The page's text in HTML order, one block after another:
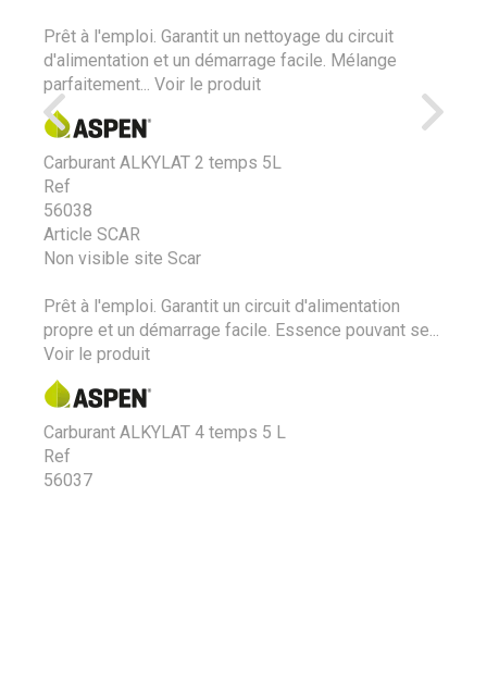
Prêt à l'emploi. Garantit un nettoyage du circuit
d'alimentation et un démarrage facile. Mélange
parfaitement...
Voir le produit
Carburant ALKYLAT 2 temps 5L
Ref
56038
Article SCAR
Non visible site Scar
Prêt à l'emploi. Garantit un circuit d'alimentation
propre et un démarrage facile. Essence pouvant se...
Voir le produit
Carburant ALKYLAT 4 temps 5 L
Ref
56037